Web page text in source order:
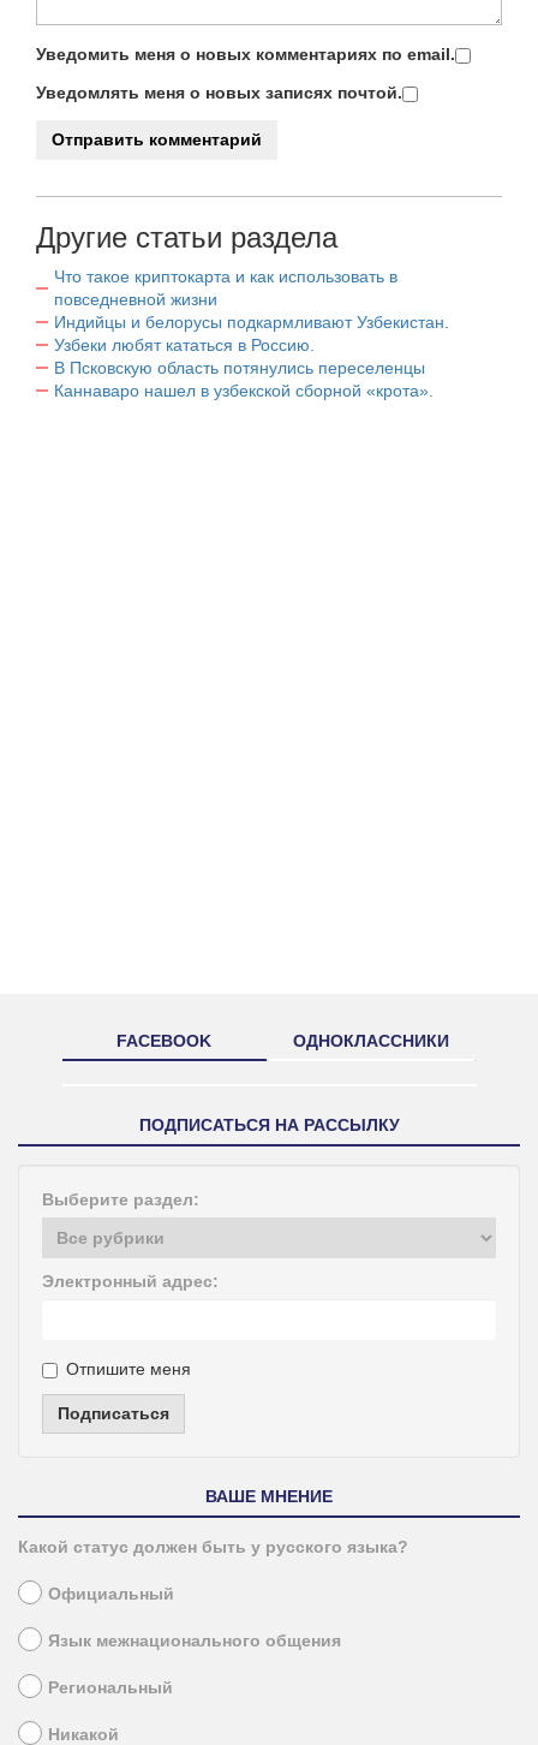
Уведомить меня о новых комментариях по email.
Уведомлять меня о новых записях почтой.
Другие статьи раздела
Что такое криптокарта и как использовать в
повседневной жизни
Индийцы и белорусы подкармливают Узбекистан.
Узбеки любят кататься в Россию.
В Псковскую область потянулись переселенцы
Каннаваро нашел в узбекской сборной «крота».
FACEBOOK ОДНОКЛАССНИКИ
ПОДПИСАТЬСЯ НА РАССЫЛКУ
Выберите раздел:
Электронный адрес:
Отпишите меня
Подписаться
ВАШЕ МНЕНИЕ
Какой статус должен быть у русского языка?
Официальный
Язык межнационального общения
Региональный
Никакой